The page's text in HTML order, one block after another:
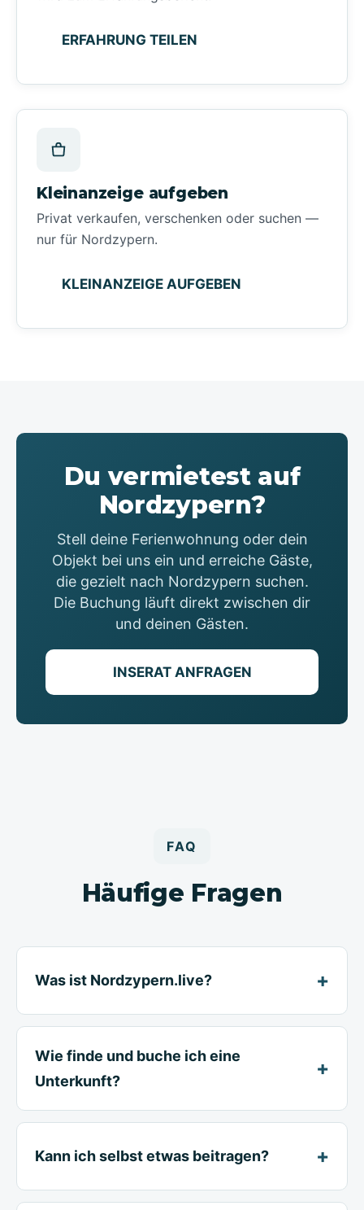
ERFAHRUNG TEILEN
Kleinanzeige aufgeben
Privat verkaufen, verschenken oder suchen —
nur für Nordzypern.
KLEINANZEIGE AUFGEBEN
Du vermietest auf
Nordzypern?
Stell deine Ferienwohnung oder dein
Objekt bei uns ein und erreiche Gäste,
die gezielt nach Nordzypern suchen.
Die Buchung läuft direkt zwischen dir
und deinen Gästen.
INSERAT ANFRAGEN
FAQ
Häufige Fragen
Was ist Nordzypern.live?
Wie finde und buche ich eine
Unterkunft?
Kann ich selbst etwas beitragen?